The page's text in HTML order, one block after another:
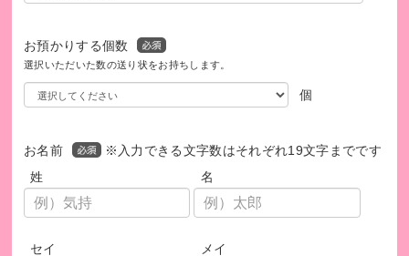
お預かりする個数
選択いただいた数の送り状をお持ちします。
個
お名前
※入力できる文字数はそれぞれ19文字までです
姓
名
セイ メイ